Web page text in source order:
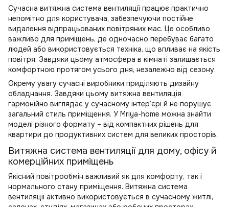
Сучасна витяжна система вентиляції працює практично
непомітно для користувача, забезпечуючи постійне
видалення відпрацьованих повітряних мас. Це особливо
важливо для приміщень, де одночасно перебуває багато
людей або використовується техніка, що впливає на якість
повітря. Завдяки цьому атмосфера в кімнаті залишається
комфортною протягом усього дня, незалежно від сезону.
Окрему увагу сучасні виробники приділяють дизайну
обладнання. Завдяки цьому витяжна вентиляція
гармонійно виглядає у сучасному інтер’єрі й не порушує
загальний стиль приміщення. У Mriya-home можна знайти
моделі різного формату – від компактних рішень для
квартири до продуктивних систем для великих просторів.
Витяжна система вентиляції для дому, офісу й
комерційних приміщень
Якісний повітрообмін важливий як для комфорту, так і
нормального стану приміщення. Витяжна система
вентиляції активно використовується в сучасному житлі,